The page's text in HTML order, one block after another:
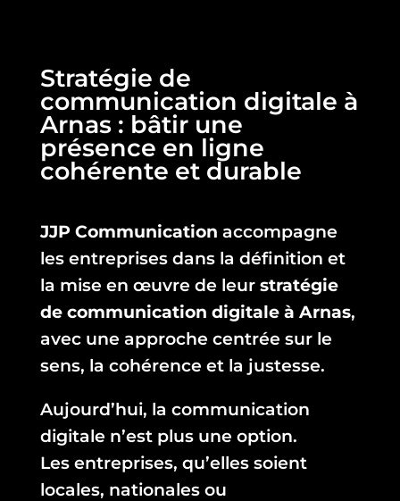
Stratégie de
communication digitale à
Arnas : bâtir une
présence en ligne
cohérente et durable
JJP Communication accompagne
les entreprises dans la définition et
la mise en œuvre de leur stratégie
de communication digitale à Arnas,
avec une approche centrée sur le
sens, la cohérence et la justesse.
Aujourd’hui, la communication
digitale n’est plus une option.
Les entreprises, qu’elles soient
locales, nationales ou